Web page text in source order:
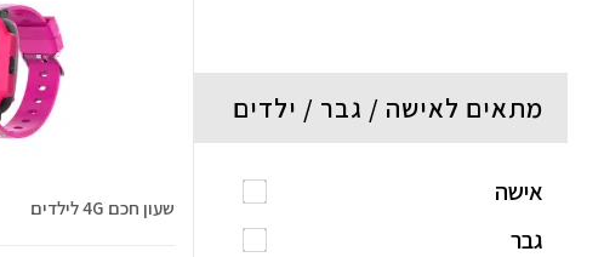
שעון חכם 4G לילדים
מתאים לאישה / גבר / ילדים
אישה
גבר